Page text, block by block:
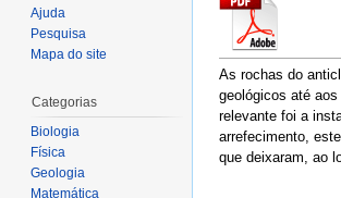
As rochas do
geológicos até
relevante foi a
arrefecimento,
que deixaram, ao
Ajuda
Pesquisa
Mapa do site
Categorias
Biologia
Física
Geologia
Matemática